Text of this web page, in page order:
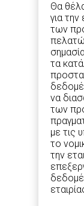
Θα
για
των
τα
να
των
με τις
το
την